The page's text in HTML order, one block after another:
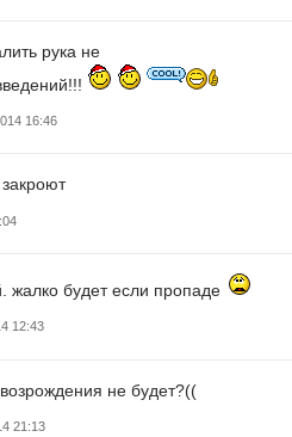
рука не
16:46
жалко будет если пропаде
12:43
не будет?((
21:13